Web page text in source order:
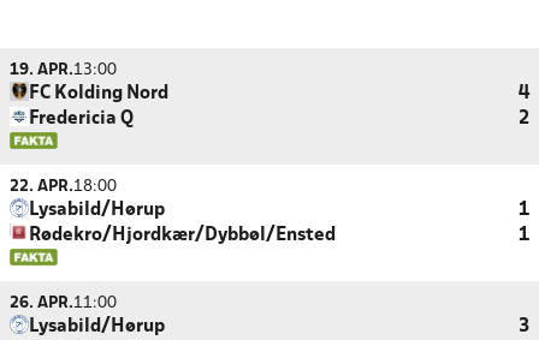
19. APR.13:00
FC Kolding Nord
4
Fredericia Q
2
22. APR.18:00
Lysabild/Hørup
1
Rødekro/Hjordkær/Dybbøl/Ensted
1
26. APR.11:00
Lysabild/Hørup
3